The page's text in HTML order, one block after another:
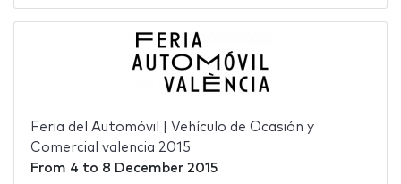
Feria del Automóvil | Vehículo de Ocasión y
Comercial valencia 2015
From 4 to 8 December 2015